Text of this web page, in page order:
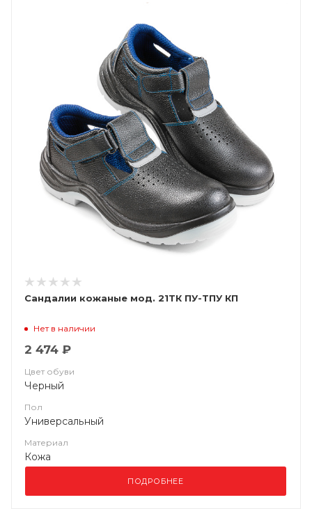
Сандалии кожаные мод. 21ТК ПУ-ТПУ КП
Нет в наличии
2 474 ₽
Цвет обуви
Черный
Пол
Универсальный
Материал
Кожа
ПОДРОБНЕЕ